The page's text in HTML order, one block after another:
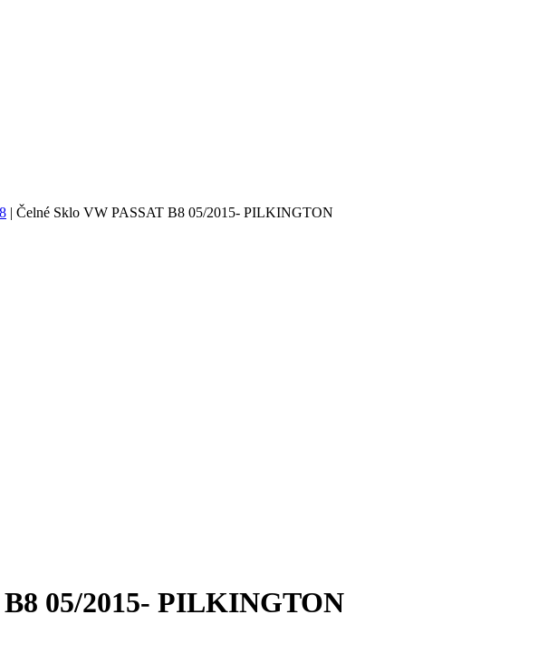
| Čelné Sklo VW PASSAT B8 05/2015- PILKINGTON
05/2015- PILKINGTON